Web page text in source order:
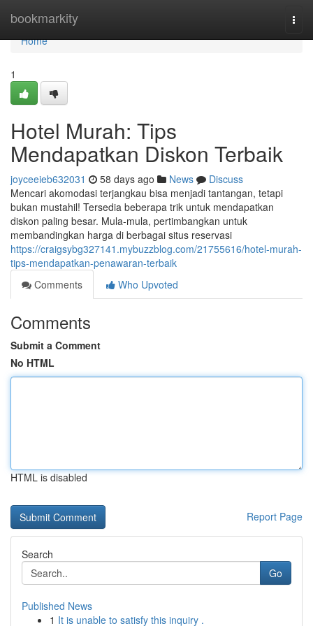
bookmarkity
Home
Home
1
Hotel Murah: Tips
Mendapatkan Diskon Terbaik
joyceeieb632031 58 days ago News
Discuss
Mencari akomodasi terjangkau bisa menjadi tantangan, tetapi
bukan mustahil! Tersedia beberapa trik untuk mendapatkan
diskon paling besar. Mula-mula, pertimbangkan untuk
membandingkan harga di berbagai situs reservasi
https://craigsybg327141.mybuzzblog.com/21755616/hotel-murah-
tips-mendapatkan-penawaran-terbaik
Comments
Who Upvoted
Comments
Submit a Comment
No HTML
HTML is disabled
Report Page
Search
Go
Published News
1 It is unable to satisfy this inquiry .